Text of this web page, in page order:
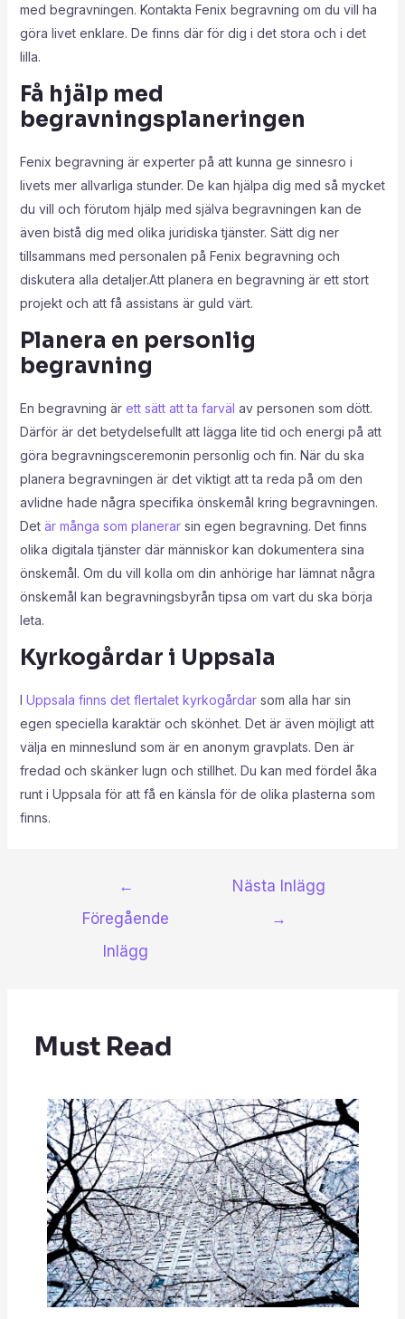
med begravningen. Kontakta Fenix begravning om du vill ha
göra livet enklare. De finns där för dig i det stora och i det
lilla.
Få hjälp med
begravningsplaneringen
Fenix begravning är experter på att kunna ge sinnesro i
livets mer allvarliga stunder. De kan hjälpa dig med så mycket
du vill och förutom hjälp med själva begravningen kan de
även bistå dig med olika juridiska tjänster. Sätt dig ner
tillsammans med personalen på Fenix begravning och
diskutera alla detaljer.Att planera en begravning är ett stort
projekt och att få assistans är guld värt.
Planera en personlig
begravning
En begravning är ett sätt att ta farväl av personen som dött.
Därför är det betydelsefullt att lägga lite tid och energi på att
göra begravningsceremonin personlig och fin. När du ska
planera begravningen är det viktigt att ta reda på om den
avlidne hade några specifika önskemål kring begravningen.
Det är många som planerarsin egen begravning. Det finns
olika digitala tjänster där människor kan dokumentera sina
önskemål. Om du vill kolla om din anhörige har lämnat några
önskemål kan begravningsbyrån tipsa om vart du ska börja
leta.
Kyrkogårdar i Uppsala
I Uppsala finns det flertalet kyrkogårdarsom alla har sin
egen speciella karaktär och skönhet. Det är även möjligt att
välja en minneslund som är en anonym gravplats. Den är
fredad och skänker lugn och stillhet. Du kan med fördel åka
runt i Uppsala för att få en känsla för de olika plasterna som
finns.
←
Föregående
Inlägg
Nästa Inlägg
→
Must Read